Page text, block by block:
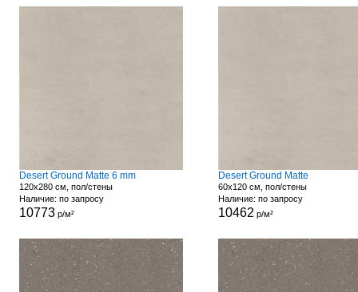
Desert Ground Matte 6 mm
120x280 см, пол/стены
Наличие: по запросу
10773р/м²
Desert Ground Matte
60x120 см, пол/стены
Наличие: по запросу
10462 р/м²